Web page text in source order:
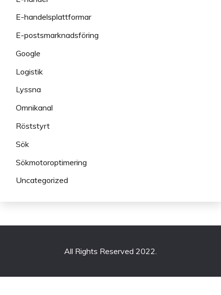
E-handelsplattformar
E-postsmarknadsföring
Google
Logistik
Lyssna
Omnikanal
Röststyrt
Sök
Sökmotoroptimering
Uncategorized
All Rights Reserved 2022.